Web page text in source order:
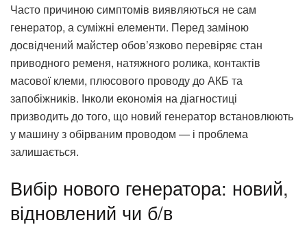
Часто причиною симптомів виявляються не сам
генератор, а суміжні елементи. Перед заміною
досвідчений майстер обов’язково перевіряє стан
приводного ременя, натяжного ролика, контактів
масової клеми, плюсового проводу до АКБ та
запобіжників. Інколи економія на діагностиці
призводить до того, що новий генератор встановлюють
у машину з обірваним проводом — і проблема
залишається.
Вибір нового генератора: новий,
відновлений чи б/в